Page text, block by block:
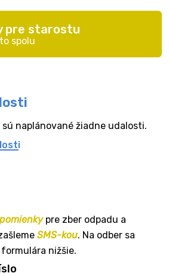
pre starostu
spolu
naplánované žiadne udalosti.
pre zber odpadu a
SMS-kou. Na odber sa
nižšie.